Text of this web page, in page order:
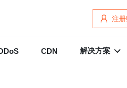
注
CDN 解决方案